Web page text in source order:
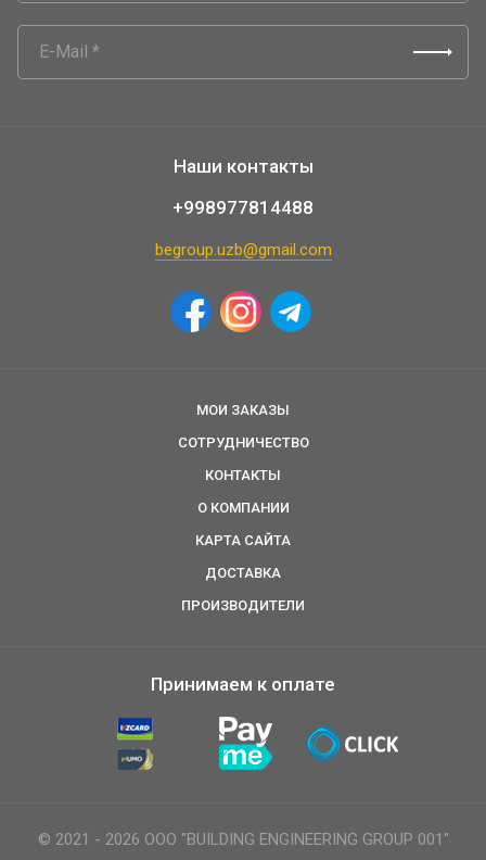
Наши контакты
+998977814488
begroup.uzb@gmail.com
МОИ ЗАКАЗЫ
СОТРУДНИЧЕСТВО
КОНТАКТЫ
О КОМПАНИИ
КАРТА САЙТА
ДОСТАВКА
ПРОИЗВОДИТЕЛИ
Принимаем к оплате
© 2021 - 2026 ООО "BUILDING ENGINEERING GROUP 001"